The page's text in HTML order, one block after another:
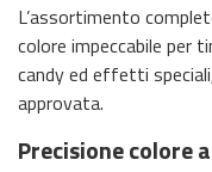
L’assortimento
colore impeccabile per
candy ed effetti
approvata.
Precisione colore